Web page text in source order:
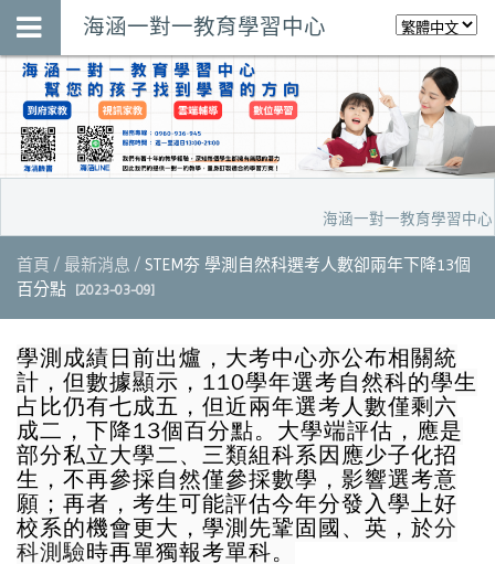
海涵一對一教育學習中心
海涵一對一教育學習中
首頁 最新消息
STEM夯 學測自然科選考人數卻兩年下降13個
百分點 [2023-03-09]
學測成績日前出爐，大考中心亦公布相關統
計，但數據顯示，110學年選考自然科的學生
占比仍有七成五，但近兩年選考人數僅剩六
成二，下降13個百分點。大學端評估，應是
部分私立大學二、三類組科系因應少子化招
生，不再參採自然僅參採數學，影響選考意
願；再者，考生可能評估今年分發入學上好
校系的機會更大，學測先鞏固國、英，於分
科測驗時再單獨報考單科。